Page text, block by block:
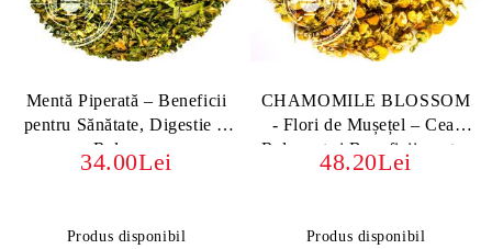
Mentă Piperată – Beneficii
pentru Sănătate, Digestie și
Relaxare
34.00Lei
Produs disponibil
CHAMOMILE BLOSSOM
- Flori de Mușețel – Ceai
Relaxant și Beneficii pentru
Sănătate
48.20Lei
Produs disponibil